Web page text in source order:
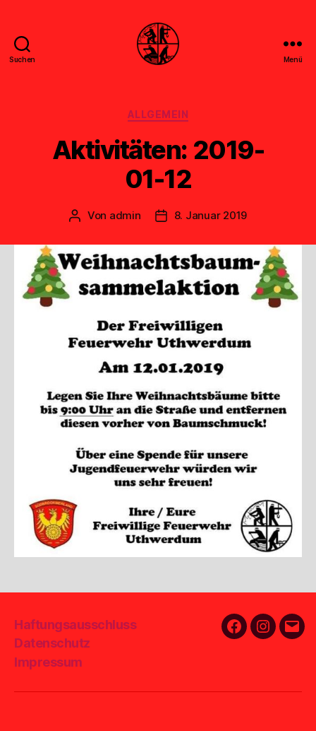
Suchen Menü
Kategorien
ALLGEMEIN
Aktivitäten: 2019-
01-12
Beitragsautor
Von admin Veröffentlichungsdatum
8. Januar 2019
Haftungsausschluss
Datenschutz
Impressum
FacebookE-